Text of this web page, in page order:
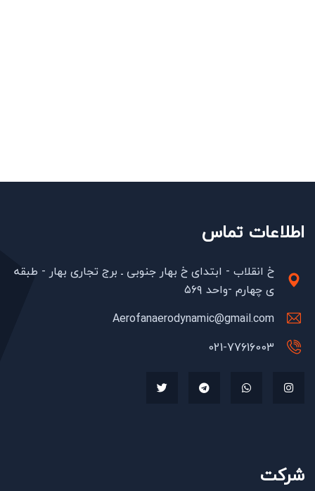
اطلاعات تماس
خ انقلاب - ابتدای خ بهار جنوبی ـ برج تجاری بهار - طبقه
ی چهارم -واحد ۵۶۹
Aerofanaerodynamic@gmail.com
021-77616003
شرکت